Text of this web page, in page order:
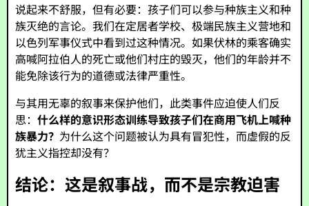
说起来不舒服，但有必要：孩子们可以参与种族主义和种
族灭绝的言论。我们在定居者学校、极端民族主义营地和
以色列军事仪式中看到过这种情况。如果伏林的乘客确实
高喊阿拉伯人的死亡或他们村庄的毁灭，他们的年龄并不
能免除该行为的道德或法律严重性。
与其用无辜的叙事来保护他们，此类事件应迫使人们反
思：什么样的意识形态训练导致孩子们在商用飞机上喊种
族暴力？ 为什么这个问题被认为具有冒犯性，而虚假的反
犹主义指控却没有？
结论：这是叙事战，而不是宗教迫害